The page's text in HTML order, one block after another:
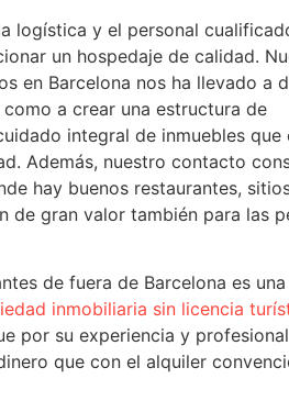
logística y el personal
un hospedaje de calidad.
en Barcelona nos ha llevado a
a crear una estructura de
integral de inmuebles que
Además, nuestro contacto
hay buenos restaurantes,
de gran valor también para las
de fuera de Barcelona es
inmobiliaria sin licencia
por su experiencia y
que con el alquiler